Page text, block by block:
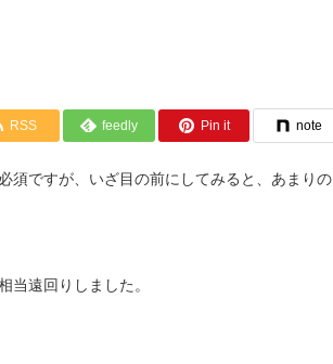
RSS feedly Pin it note
須ですが、いざ目の前にしてみると、あまりの
当遠回りしました。